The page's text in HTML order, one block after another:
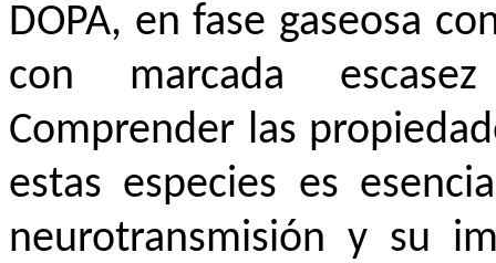
DOPA, en fase gaseosa
con marcada
Comprender las
estas especies es
neurotransmisión y su